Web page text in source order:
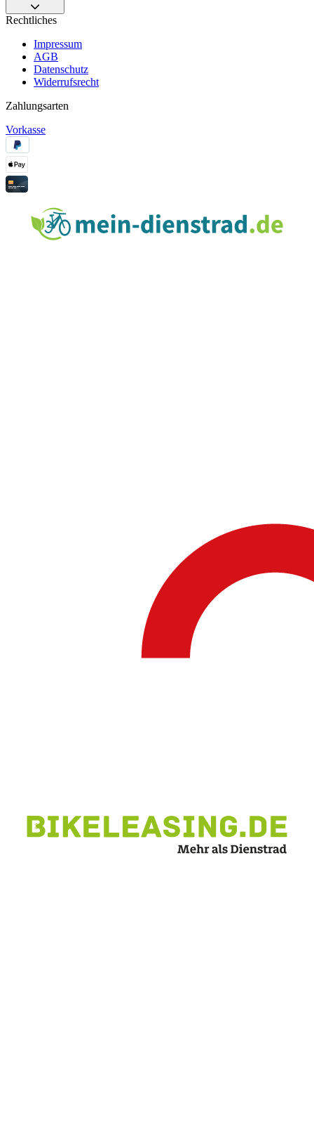
Rechtliches
Impressum
AGB
Datenschutz
Widerrufsrecht
Zahlungsarten
Vorkasse